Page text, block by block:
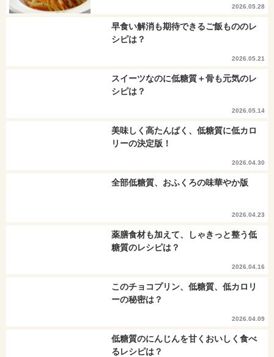
2026.05.28
早食い解消も期待できるご飯もののレ
シピは？
2026.05.21
スイーツなのに低糖質＋骨も元気のレ
シピは？
2026.05.14
美味しく高たんぱく、低糖質に低カロ
リーの決定版！
2026.04.30
全部低糖質、おふくろの味華やか版
2026.04.23
薬膳食材も加えて、しゃきっと整う低
糖質のレシピは？
2026.04.16
このチョコプリン、低糖質、低カロリ
ーの秘密は？
2026.04.09
低糖質のにんじんを甘くおいしく食べ
るレシピは？